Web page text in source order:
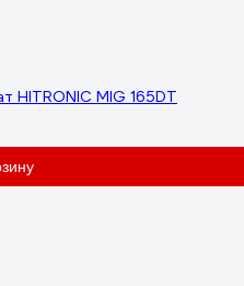
HITRONIC MIG 165DT